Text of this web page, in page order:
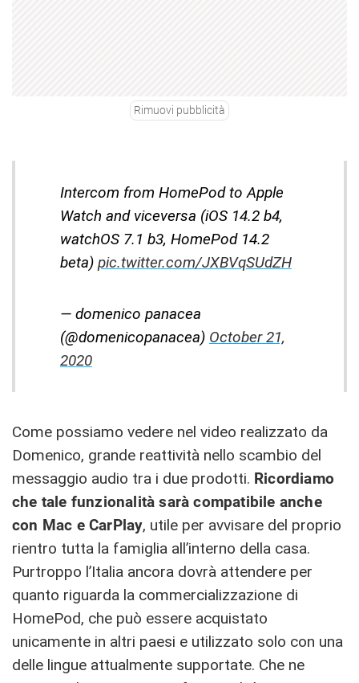
Rimuovi pubblicità
Intercom from HomePod to Apple
Watch and viceversa (iOS 14.2 b4,
watchOS 7.1 b3, HomePod 14.2
beta) pic.twitter.com/JXBVqSUdZH
— domenico panacea
(@domenicopanacea) October 21,
2020
Come possiamo vedere nel video realizzato da
Domenico, grande reattività nello scambio del
messaggio audio tra i due prodotti. Ricordiamo
che tale funzionalità sarà compatibile anche
con Mac e CarPlay, utile per avvisare del proprio
rientro tutta la famiglia all’interno della casa.
Purtroppo l’Italia ancora dovrà attendere per
quanto riguarda la commercializzazione di
HomePod, che può essere acquistato
unicamente in altri paesi e utilizzato solo con una
delle lingue attualmente supportate. Che ne